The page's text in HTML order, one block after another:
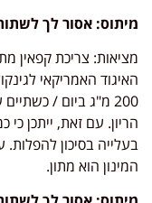
מיתוס: אסור לך
מציאות: צריכת קפאין
האיגוד האמריקאי
200 מ"ג ביום /
הריון. עם זאת, ייתכן
בעלייה בסיכון להפלות.
המינון הוא מתון.